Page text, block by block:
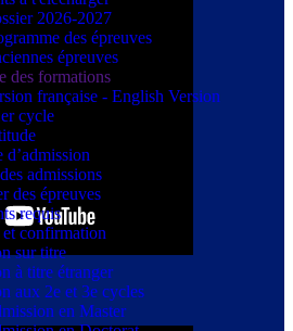
2026-2027
des épreuves
épreuves
des formations
française - English Version
cycle
d’admission
admissions
des épreuves
requis
et confirmation
sur titre
à titre étranger
aux 2e et 3e cycles
en Master